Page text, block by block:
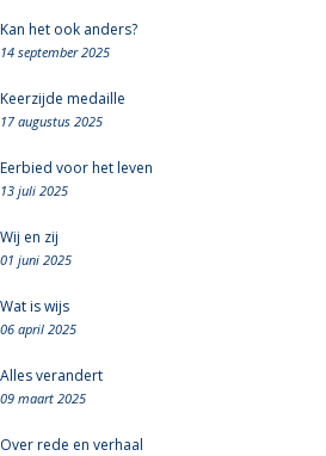
Kan het ook anders?
14 september 2025
Keerzijde medaille
17 augustus 2025
Eerbied voor het leven
13 juli 2025
Wij en zij
01 juni 2025
Wat is wijs
06 april 2025
Alles verandert
09 maart 2025
Over rede en verhaal